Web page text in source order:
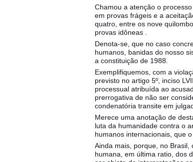
Chamou a atenção o
em provas frágeis e a
quatro, entre os nove
provas idôneas .
Denota-se, que no caso
humanos, banidas do nosso
a constituição de 1988.
Exemplifiquemos, com a
previsto no artigo 5º, inciso
processual atribuída ao
prerrogativa de não ser
condenatória transite em
Merece uma anotação de
luta da humanidade contra o
humanos internacionais, que
Ainda mais, porque, no
humana, em última ratio, dos